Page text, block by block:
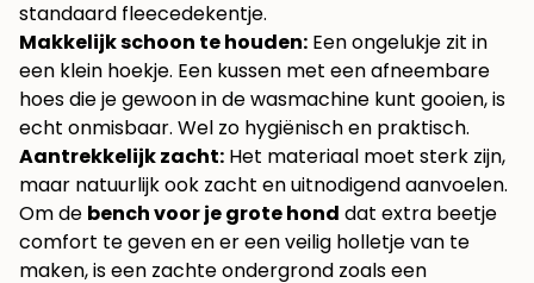
standaard fleecedekentje.
Makkelijk schoon te houden: Een ongelukje zit in
een klein hoekje. Een kussen met een afneembare
hoes die je gewoon in de wasmachine kunt gooien, is
echt onmisbaar. Wel zo hygiënisch en praktisch.
Aantrekkelijk zacht: Het materiaal moet sterk zijn,
maar natuurlijk ook zacht en uitnodigend aanvoelen.
Om de bench voor je grote hond dat extra beetje
comfort te geven en er een veilig holletje van te
maken, is een zachte ondergrond zoals een